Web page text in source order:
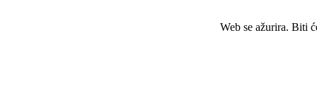
Web se ažurira. Biti